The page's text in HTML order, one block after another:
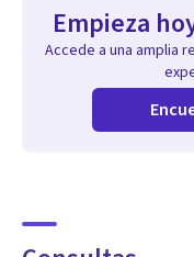
Empieza
Accede a una amplia